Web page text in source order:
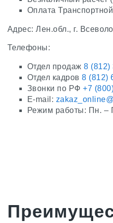
Оплата
Адрес: Лен.обл., г.
Телефоны:
Отдел продаж8 (812)
Отдел кадров8 (812)
Звонки по РФ+7
E-mail:
Режим работы: Пн. –